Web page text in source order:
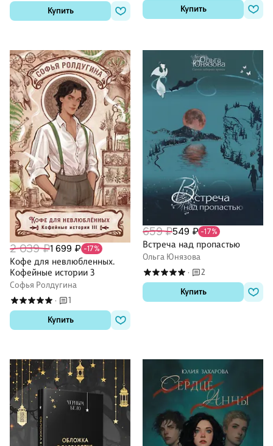
Купить
Купить
2 039 ₽1 699 ₽ -17%
Кофе для невлюбленных.
Кофейные истории 3
Софья Ролдугина
·
1
Купить
659 ₽549 ₽ -17%
Встреча над пропастью
Ольга Юнязова
·
2
Купить